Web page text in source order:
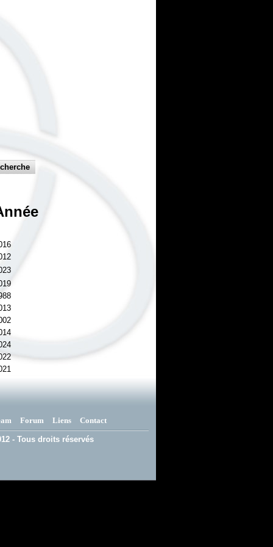
Forum Liens Contact
- Tous droits réservés